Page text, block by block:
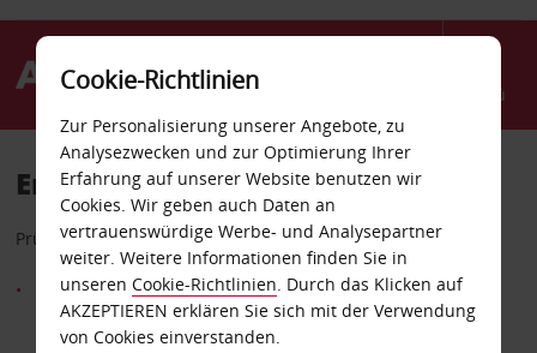
Menü
Erstattung beantragen
Prüfen Sie Ihre Berechtigung:
Sie müssen direkt bei Avis über eine europäische Avis
Webseite gebucht haben
Cookie-Richtlinien
Zur Personalisierung unserer Angebote, zu
Analysezwecken und zur Optimierung Ihrer
Erfahrung auf unserer Website benutzen wir
Cookies. Wir geben auch Daten an
vertrauenswürdige Werbe- und Analysepartner
weiter. Weitere Informationen finden Sie in
unseren Cookie-Richtlinien. Durch das Klicken auf
AKZEPTIEREN erklären Sie sich mit der Verwendung
von Cookies einverstanden.